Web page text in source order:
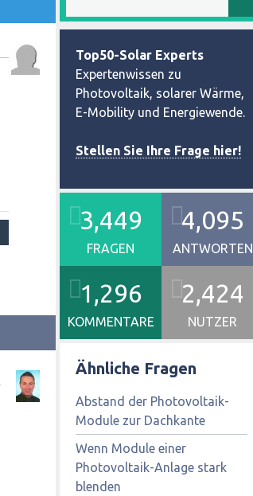
Top50-Solar Experts
Expertenwissen zu
Photovoltaik, solarer Wärme,
E-Mobility und Energiewende.
Stellen Sie Ihre Frage hier!
3,449
FRAGEN
4,095
ANTWORTEN
1,296
KOMMENTARE
2,424
NUTZER
Ähnliche Fragen
Abstand der Photovoltaik-
Module zur Dachkante
Wenn Module einer
Photovoltaik-Anlage stark
blenden